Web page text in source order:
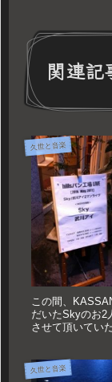
関連記
久世と音楽
この間、
だいたSkyのお2
させて頂いてい
久世と音楽